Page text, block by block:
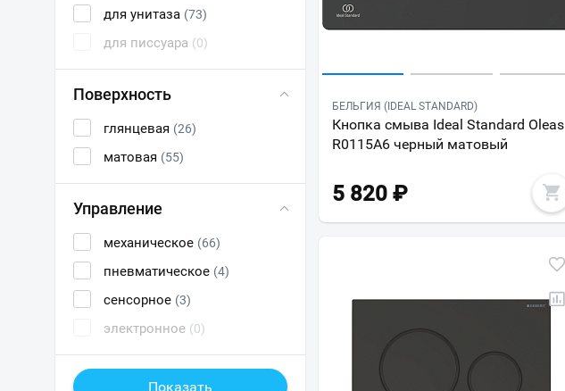
для унитаза (73)
для писсуара (0)
Поверхность
глянцевая (26)
матовая (55)
Управление
механическое (66)
пневматическое (4)
сенсорное (3)
электронное (0)
БЕЛЬГИЯ (IDEAL STANDARD)
Кнопка смыва Ideal Standard Oleas
R0115A6 черный матовый
5 820 ₽